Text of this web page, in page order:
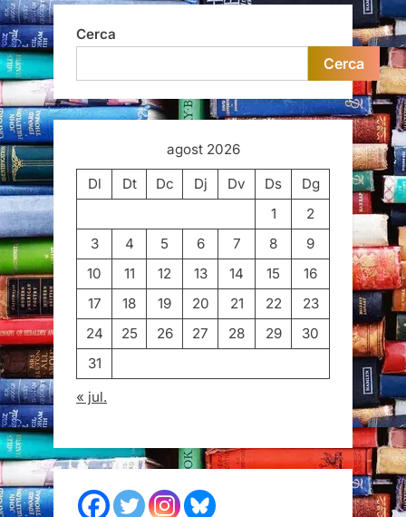
Cerca
Cerca
agost 2026
Dl
Dt Dc Dj Dv Ds
Dg
1
2
3
4 5 6 7 8
9
10
11 12 13 14 15
16
17
18 19 20 21 22
23
24
25 26 27 28 29
30
31
« jul.